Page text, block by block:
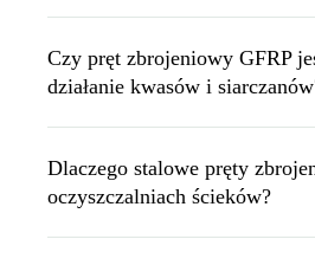
Czy pręt zbrojeniowy GFRP
działanie kwasów i
Dlaczego stalowe pręty
oczyszczalniach ścieków?